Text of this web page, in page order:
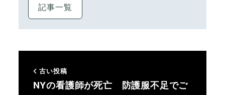
記事一覧
古い投稿
NYの看護師が死亡 防護服不足でご